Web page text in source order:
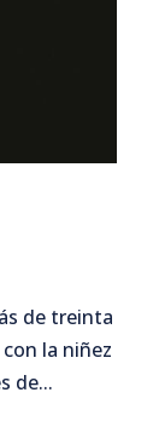
de treinta
la niñez
de...